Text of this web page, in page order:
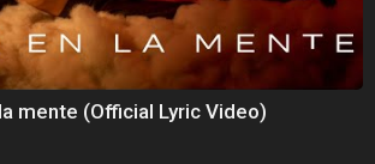
mente (Official Lyric Video)